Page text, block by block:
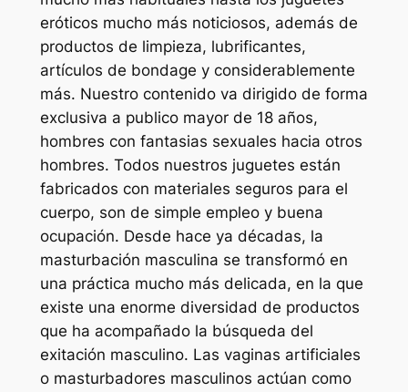
eróticos mucho más noticiosos, además de
productos de limpieza, lubrificantes,
artículos de bondage y considerablemente
más. Nuestro contenido va dirigido de forma
exclusiva a publico mayor de 18 años,
hombres con fantasias sexuales hacia otros
hombres. Todos nuestros juguetes están
fabricados con materiales seguros para el
cuerpo, son de simple empleo y buena
ocupación. Desde hace ya décadas, la
masturbación masculina se transformó en
una práctica mucho más delicada, en la que
existe una enorme diversidad de productos
que ha acompañado la búsqueda del
exitación masculino. Las vaginas artificiales
o masturbadores masculinos actúan como